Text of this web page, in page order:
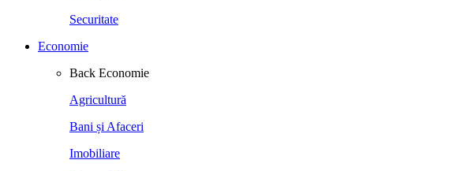
Securitate
Economie
Back Economie
Agricultură
Bani și Afaceri
Imobiliare